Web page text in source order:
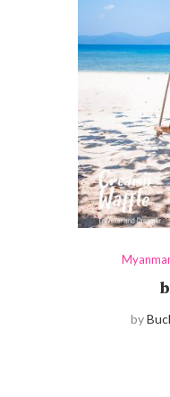
by